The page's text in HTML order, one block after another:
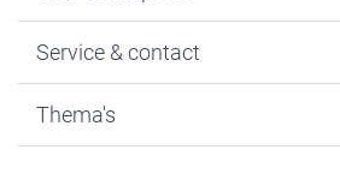
Fotocadeaus
Kaarten
Vacatures
Bestelproces
Service & contact
Tevredenheidsgarantie
Thema's